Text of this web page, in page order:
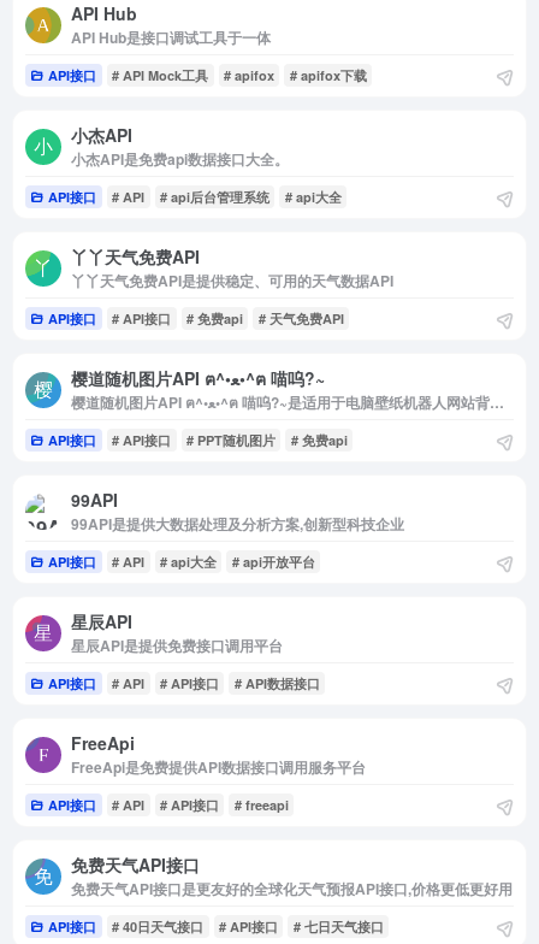
API Hub
API Hub是接口调试工具于一体
API接口 # API Mock工具 # apifox # apifox下载
小杰API
小杰API是免费api数据接口大全。
API接口 # API # api后台管理系统 # api大全
丫丫天气免费API
丫丫天气免费API是提供稳定、可用的天气数据API
API接口 # API接口 # 免费api # 天气免费API
樱道随机图片API ฅ^•ﻌ•^ฅ 喵呜?~
樱道随机图片API ฅ^•ﻌ•^ฅ 喵呜?~是适用于电脑壁纸机器人网站背景APP软件等等
API接口 # API接口 # PPT随机图片 # 免费api
99API
99API是提供大数据处理及分析方案,创新型科技企业
API接口 # API # api大全 # api开放平台
星辰API
星辰API是提供免费接口调用平台
API接口 # API # API接口 # API数据接口
FreeApi
FreeApi是免费提供API数据接口调用服务平台
API接口 # API # API接口 # freeapi
免费天气API接口
免费天气API接口是更友好的全球化天气预报API接口,价格更低更好用
API接口 # 40日天气接口 # API接口 # 七日天气接口